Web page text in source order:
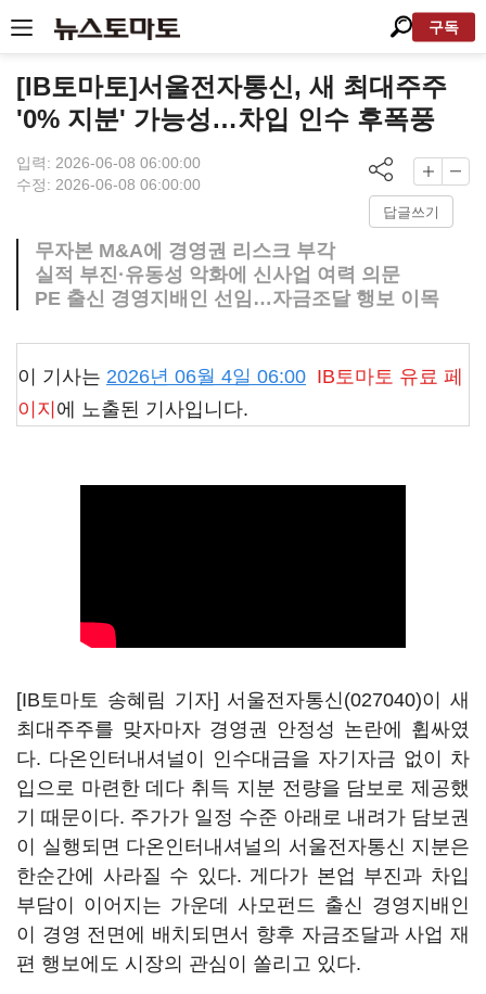
구독
[IB토마토]서울전자통신, 새 최대주주
'0% 지분' 가능성…차입 인수 후폭풍
입력: 2026-06-08 06:00:00
수정: 2026-06-08 06:00:00
답글쓰기
무자본 M&A에 경영권 리스크 부각
실적 부진·유동성 악화에 신사업 여력 의문
PE 출신 경영지배인 선임…자금조달 행보 이목
이 기사는 2026년 06월 4일 06:00 IB토마토 유료 페
이지 에 노출된 기사입니다.
[IB토마토 송혜림 기자] 서울전자통신(027040)이 새
최대주주를 맞자마자 경영권 안정성 논란에 휩싸였
다. 다온인터내셔널이 인수대금을 자기자금 없이 차
입으로 마련한 데다 취득 지분 전량을 담보로 제공했
기 때문이다. 주가가 일정 수준 아래로 내려가 담보권
이 실행되면 다온인터내셔널의 서울전자통신 지분은
한순간에 사라질 수 있다. 게다가 본업 부진과 차입
부담이 이어지는 가운데 사모펀드 출신 경영지배인
이 경영 전면에 배치되면서 향후 자금조달과 사업 재
편 행보에도 시장의 관심이 쏠리고 있다.